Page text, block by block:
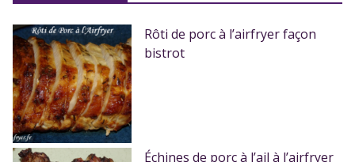
Rôti de porc à l’airfryer façon
bistrot
Échines de porc à l’ail à l’airfryer